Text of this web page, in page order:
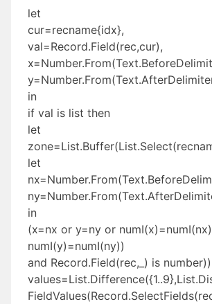
let
cur=recname{idx},
val=Record.Field(rec,cur),
in
if val is list then
let
let
in
(x=nx or y=ny or
numI(y)=numI(ny))
and Record.Field(rec,_) is